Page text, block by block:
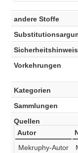
andere Stoffe
Vorkehrungen
Kategorien
Sammlungen
Quellen
Autor
Mekruphy-Autor